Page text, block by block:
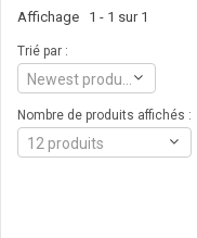
Affichage 1 - 1 sur 1
Trié par :
Nombre de produits affichés :
12 produits